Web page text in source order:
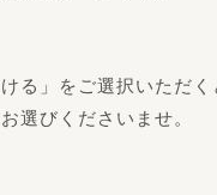
る」をご選択いただ
選びくださいませ。